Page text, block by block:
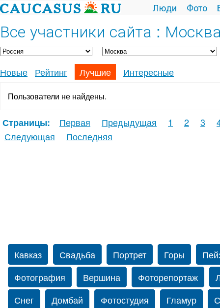
Люди Фото
Все участники сайта :
Новые Рейтинг Лучшие Интересные
Пользователи не найдены.
Страницы: Первая Предыдущая 1 2 3
Следующая
Последняя
Кавказ Свадьба Портрет Горы
Фотография
Вершина Фоторепортаж
Снег
Домбай Фотостудия Гламур